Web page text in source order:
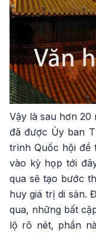
Vậy là sau hơn 20
đã được Ủy ban
trình Quốc hội để
vào kỳ họp tới
qua sẽ tạo bước
huy giá trị di sản.
qua, những bất
lộ rõ nét, phần